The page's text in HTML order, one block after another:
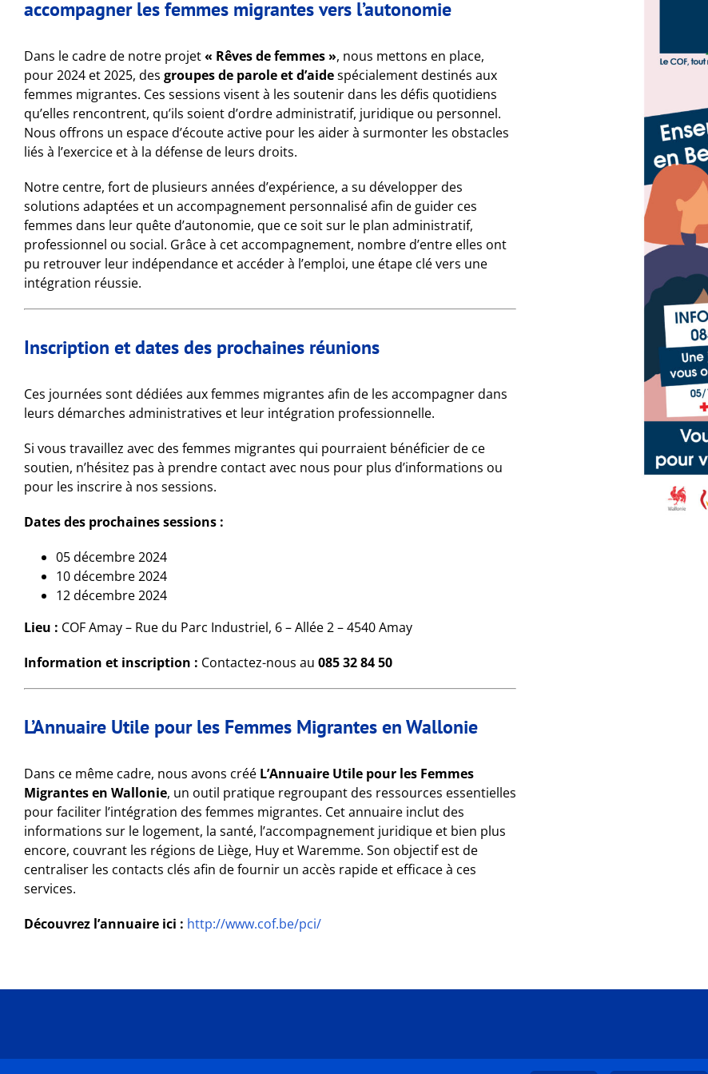
accompagner les femmes migrantes vers l’autonomie
Dans le cadre de notre projet« Rêves de femmes », nous mettons en place,
pour 2024 et 2025, des groupes de parole et d’aidespécialement destinés aux
femmes migrantes. Ces sessions visent à les soutenir dans les défis quotidiens
qu’elles rencontrent, qu’ils soient d’ordre administratif, juridique ou personnel.
Nous offrons un espace d’écoute active pour les aider à surmonter les obstacles
liés à l’exercice et à la défense de leurs droits.
Notre centre, fort de plusieurs années d’expérience, a su développer des
solutions adaptées et un accompagnement personnalisé afin de guider ces
femmes dans leur quête d’autonomie, que ce soit sur le plan administratif,
professionnel ou social. Grâce à cet accompagnement, nombre d’entre elles ont
pu retrouver leur indépendance et accéder à l’emploi, une étape clé vers une
intégration réussie.
Inscription et dates des prochaines réunions
Ces journées sont dédiées aux femmes migrantes afin de les accompagner dans
leurs démarches administratives et leur intégration professionnelle.
Si vous travaillez avec des femmes migrantes qui pourraient bénéficier de ce
soutien, n’hésitez pas à prendre contact avec nous pour plus d’informations ou
pour les inscrire à nos sessions.
Dates des prochaines sessions :
05 décembre 2024
10 décembre 2024
12 décembre 2024
Lieu : COF Amay – Rue du Parc Industriel, 6 – Allée 2 – 4540 Amay
Information et inscription : Contactez-nous au 085 32 84 50
L’Annuaire Utile pour les Femmes Migrantes en Wallonie
Dans ce même cadre, nous avons créé L’Annuaire Utile pour les Femmes
Migrantes en Wallonie, un outil pratique regroupant des ressources essentielles
pour faciliter l’intégration des femmes migrantes. Cet annuaire inclut des
informations sur le logement, la santé, l’accompagnement juridique et bien plus
encore, couvrant les régions de Liège, Huy et Waremme. Son objectif est de
centraliser les contacts clés afin de fournir un accès rapide et efficace à ces
services.
Découvrez l’annuaire ici : http://www.cof.be/pci/